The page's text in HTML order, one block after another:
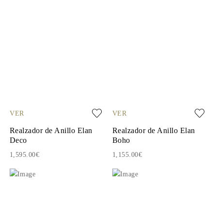
VER
Realzador de Anillo Elan
Deco
1,595.00€
VER
Realzador de Anillo Elan
Boho
1,155.00€